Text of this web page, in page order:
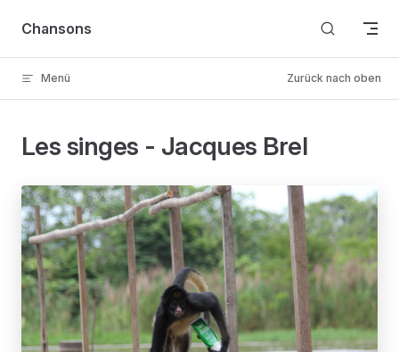
Skip to content
Chansons
Menü Zurück nach oben
Les singes - Jacques Brel